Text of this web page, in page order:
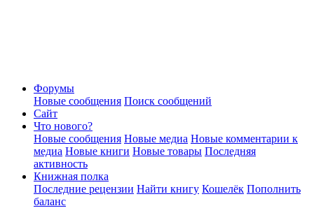
Форумы
Новые сообщения Поиск сообщений
Сайт
Что нового?
Новые сообщения Новые медиа Новые комментарии к
медиа Новые книги Новые товары Последняя
активность
Книжная полка
Последние рецензии Найти книгу Кошелёк Пополнить
баланс